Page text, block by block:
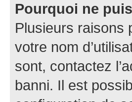
Pourquoi ne
Plusieurs raisons
votre nom
sont, contactez
banni. Il est